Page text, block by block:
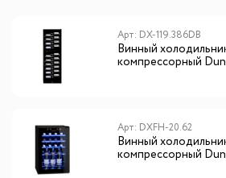
Арт: DX-119.386DB
Винный
компрессорный
Арт: DXFH-20.62
Винный
компрессорный